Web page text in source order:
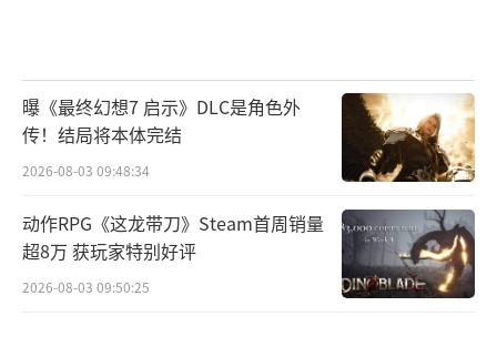
曝《最终幻想7 启示》DLC是角色外
传！结局将本体完结
2026-08-03 09:48:34
动作RPG《这龙带刀》Steam首周销量
超8万 获玩家特别好评
2026-08-03 09:50:25